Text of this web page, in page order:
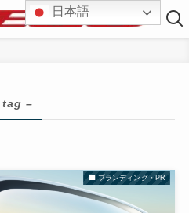
tag –
ブランディング・PR
日本語